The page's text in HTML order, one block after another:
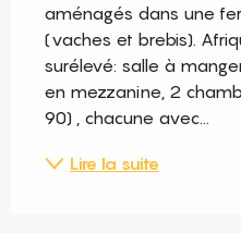
aménagés dans une
(vaches et brebis).
surélevé: salle à
en mezzanine, 2
90) , chacune avec...
Lire la suite